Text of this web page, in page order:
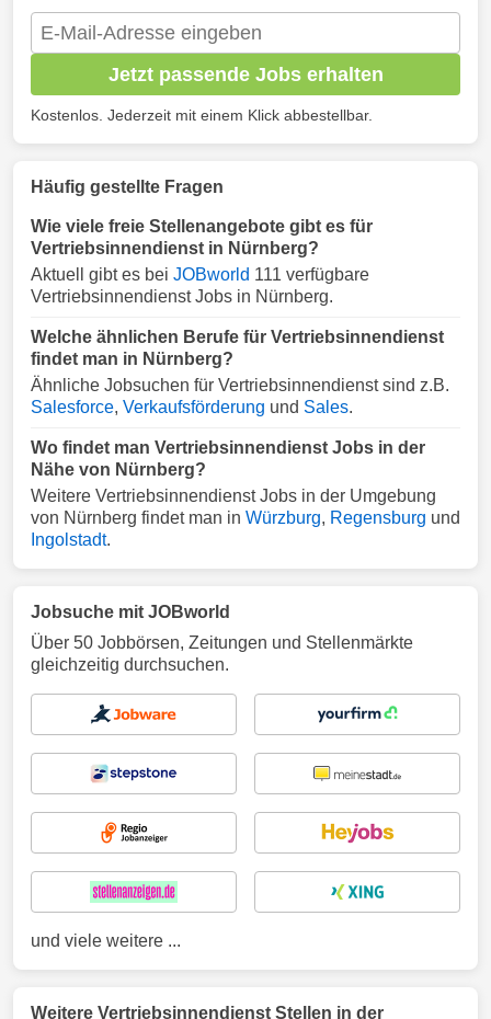
Jetzt passende Jobs erhalten
Kostenlos. Jederzeit mit einem Klick abbestellbar.
Häufig gestellte Fragen
Wie viele freie Stellenangebote gibt es für
Vertriebsinnendienst in Nürnberg?
Aktuell gibt es bei JOBworld 111 verfügbare
Vertriebsinnendienst Jobs in Nürnberg.
Welche ähnlichen Berufe für Vertriebsinnendienst
findet man in Nürnberg?
Ähnliche Jobsuchen für Vertriebsinnendienst sind z.B.
Salesforce, Verkaufsförderung und Sales.
Wo findet man Vertriebsinnendienst Jobs in der
Nähe von Nürnberg?
Weitere Vertriebsinnendienst Jobs in der Umgebung
von Nürnberg findet man in Würzburg, Regensburg und
Ingolstadt.
Jobsuche mit JOBworld
Über 50 Jobbörsen, Zeitungen und Stellenmärkte
gleichzeitig durchsuchen.
und viele weitere ...
Weitere Vertriebsinnendienst Stellen in der